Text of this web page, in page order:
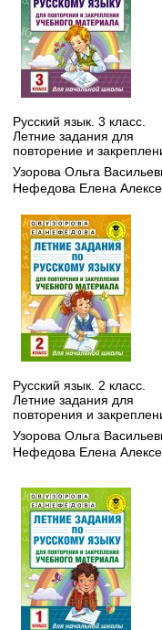
Русский язык. 3 класс.
Летние задания для
повторение и
Узорова Ольга
Нефедова Елена
Русский язык. 2 класс.
Летние задания для
повторения и
Узорова Ольга
Нефедова Елена